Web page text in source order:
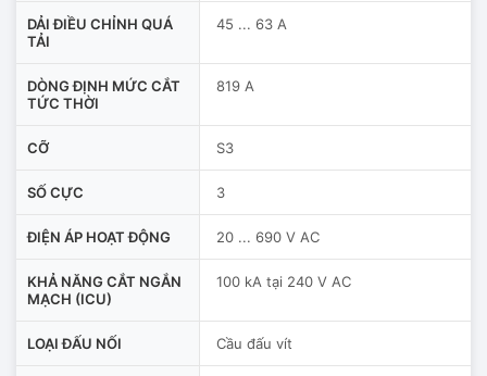
DẢI ĐIỀU CHỈNH QUÁ
TẢI
45 ... 63 A
DÒNG ĐỊNH MỨC CẮT
TỨC THỜI
819 A
CỠ S3
SỐ CỰC 3
ĐIỆN ÁP HOẠT ĐỘNG 20 ... 690 V AC
KHẢ NĂNG CẮT NGẮN
MẠCH (ICU)
100 kA tại 240 V AC
LOẠI ĐẤU NỐI Cầu đấu vít